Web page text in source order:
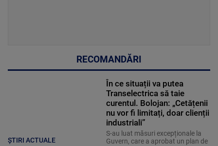
RECOMANDĂRI
ȘTIRI ACTUALE
În ce situații va putea
Transelectrica să taie
curentul. Bolojan: „Cetățenii
nu vor fi limitați, doar clienții
industriali”
S-au luat măsuri excepționale la
Guvern, care a aprobat un plan de